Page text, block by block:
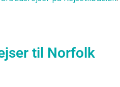
til Norfolk